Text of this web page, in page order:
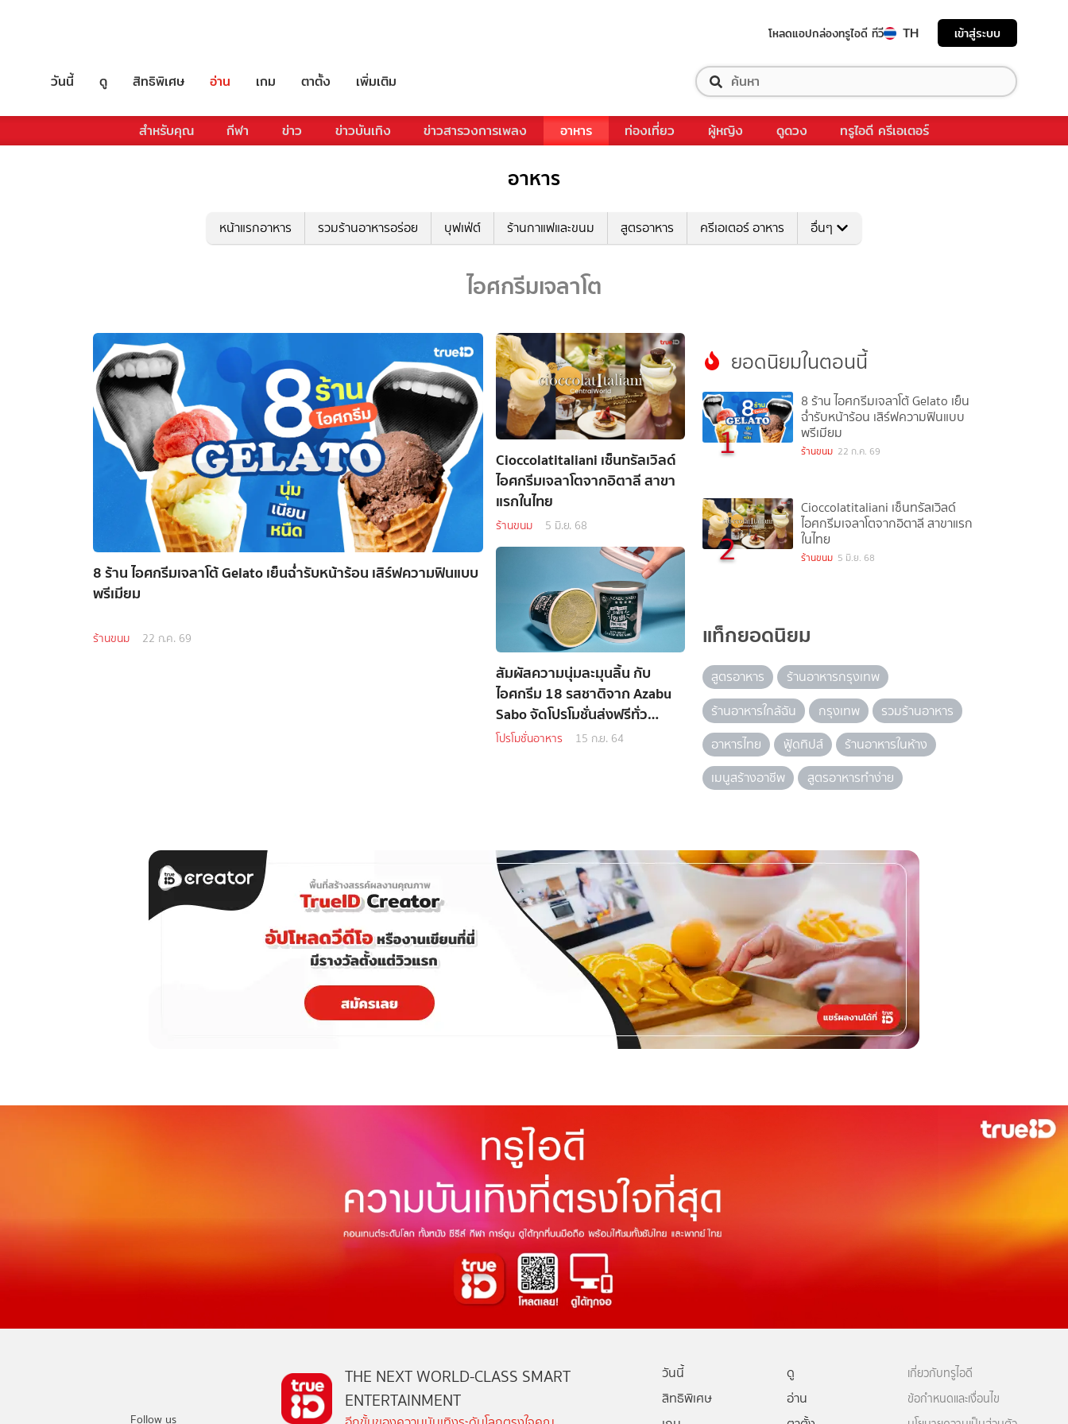
โหลดแอปกล่องทรูไอดี ทีวี TH เข้าสู่ระบบ
วันนี้ ดู สิทธิพิเศษ อ่าน เกม ตาตั้ง เพิ่มเติม
สำหรับคุณ กีฬา ข่าว ข่าวบันเทิง ข่าวสารวงการเพลง อาหาร ท่องเที่ยว ผู้หญิง ดูดวง ทรูไอดี ครีเอเตอร์
อาหาร
หน้าแรกอาหาร รวมร้านอาหารอร่อย บุฟเฟ่ต์ ร้านกาแฟและขนม สูตรอาหาร ครีเอเตอร์ อาหาร อื่นๆ
ไอศกรีมเจลาโต
8 ร้าน ไอศกรีมเจลาโต้ Gelato เย็นฉ่ำรับหน้าร้อน เสิร์ฟความฟินแบบ
พรีเมียม
ร้านขนม 22 ก.ค. 69
Cioccolatitaliani เซ็นทรัลเวิลด์
ไอศกรีมเจลาโตจากอิตาลี สาขา
แรกในไทย
ร้านขนม 5 มิ.ย. 68
สัมผัสความนุ่มละมุนลิ้น กับ
ไอศกรีม 18 รสชาติจาก Azabu
Sabo จัดโปรโมชั่นส่งฟรีทั่ว
ประเทศ !
โปรโมชั่นอาหาร 15 ก.ย. 64
ยอดนิยมในตอนนี้
1
8 ร้าน ไอศกรีมเจลาโต้ Gelato เย็น
ฉ่ำรับหน้าร้อน เสิร์ฟความฟินแบบ
พรีเมียม
ร้านขนม 22 ก.ค. 69
2
Cioccolatitaliani เซ็นทรัลเวิลด์
ไอศกรีมเจลาโตจากอิตาลี สาขาแรก
ในไทย
ร้านขนม 5 มิ.ย. 68
แท็กยอดนิยม
สูตรอาหาร
ร้านอาหารกรุงเทพ
ร้านอาหารใกล้ฉัน
กรุงเทพ
รวมร้านอาหาร
อาหารไทย
ฟู้ดทิปส์
ร้านอาหารในห้าง
เมนูสร้างอาชีพ
สูตรอาหารทำง่าย
Follow us
THE NEXT WORLD-CLASS SMART
ENTERTAINMENT
วันนี้
ดู
สิทธิพิเศษ
อ่าน
เกี่ยวกับทรูไอดี
ข้อกำหนดและเงื่อนไข